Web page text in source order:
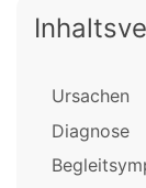
Ursachen
Diagnose